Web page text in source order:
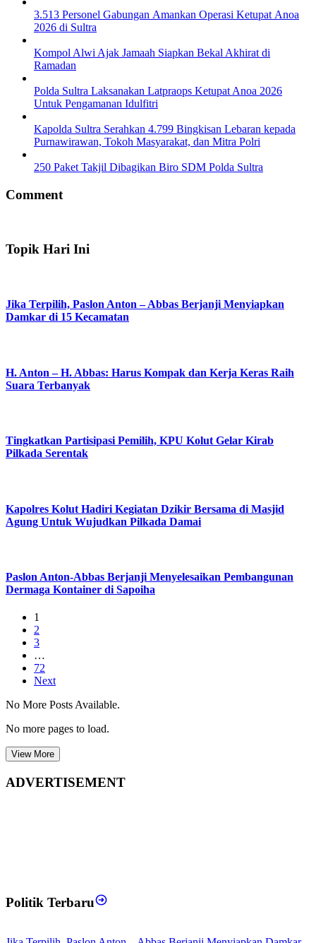
3.513 Personel Gabungan Amankan Operasi Ketupat Anoa
2026 di Sultra
Kompol Alwi Ajak Jamaah Siapkan Bekal Akhirat di
Ramadan
Polda Sultra Laksanakan Latpraops Ketupat Anoa 2026
Untuk Pengamanan Idulfitri
Kapolda Sultra Serahkan 4.799 Bingkisan Lebaran kepada
Purnawirawan, Tokoh Masyarakat, dan Mitra Polri
250 Paket Takjil Dibagikan Biro SDM Polda Sultra
Comment
Topik Hari Ini
Jika Terpilih, Paslon Anton – Abbas Berjanji Menyiapkan
Damkar di 15 Kecamatan
H. Anton – H. Abbas: Harus Kompak dan Kerja Keras Raih
Suara Terbanyak
Tingkatkan Partisipasi Pemilih, KPU Kolut Gelar Kirab
Pilkada Serentak
Kapolres Kolut Hadiri Kegiatan Dzikir Bersama di Masjid
Agung Untuk Wujudkan Pilkada Damai
Paslon Anton-Abbas Berjanji Menyelesaikan Pembangunan
Dermaga Kontainer di Sapoiha
1
2
3
…
72
Next
No More Posts Available.
No more pages to load.
View More
ADVERTISEMENT
Politik Terbaru